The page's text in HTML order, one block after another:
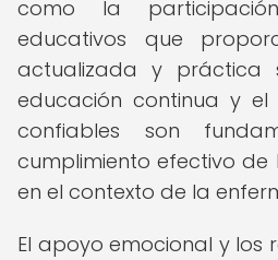
como la
educativos que
actualizada y práctica
educación continua y el
confiables son
cumplimiento efectivo
en el contexto de la
El apoyo emocional y los